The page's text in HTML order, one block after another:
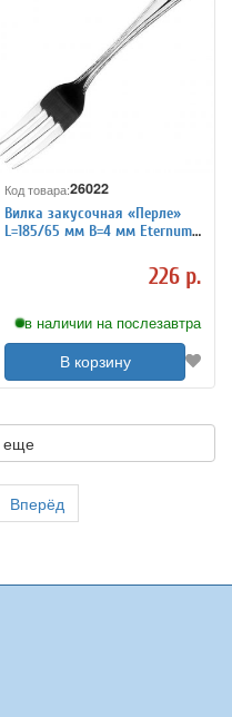
Код товара:26022
Вилка закусочная «Перле»
L=185/65 мм B=4 мм Eternum
226 р.
в наличии на послезавтра
В корзину
еще
Вперёд